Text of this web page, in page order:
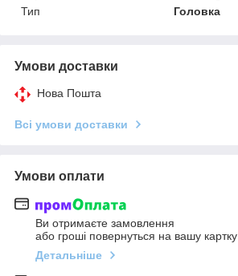
Тип
Головка
Умови доставки
Нова Пошта
Всі умови доставки
Умови оплати
Ви отримаєте замовлення
або гроші повернуться на вашу картку
Детальніше